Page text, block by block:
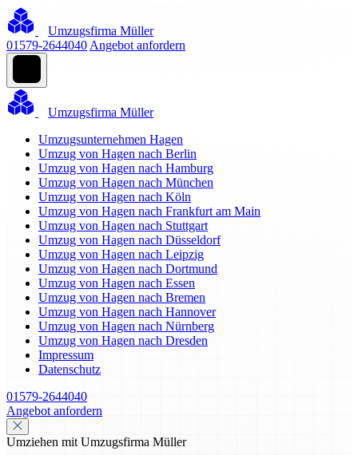
Umzugsfirma Müller
01579-2644040 Angebot anfordern
Umzugsfirma Müller
Umzugsunternehmen Hagen
Umzug von Hagen nach Berlin
Umzug von Hagen nach Hamburg
Umzug von Hagen nach München
Umzug von Hagen nach Köln
Umzug von Hagen nach Frankfurt am Main
Umzug von Hagen nach Stuttgart
Umzug von Hagen nach Düsseldorf
Umzug von Hagen nach Leipzig
Umzug von Hagen nach Dortmund
Umzug von Hagen nach Essen
Umzug von Hagen nach Bremen
Umzug von Hagen nach Hannover
Umzug von Hagen nach Nürnberg
Umzug von Hagen nach Dresden
Impressum
Datenschutz
01579-2644040
Angebot anfordern
Umziehen mit Umzugsfirma Müller